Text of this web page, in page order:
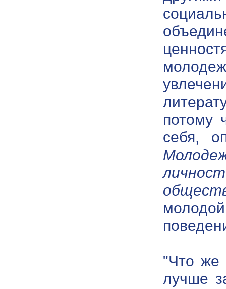
потому
себя,
"Что же
лучше